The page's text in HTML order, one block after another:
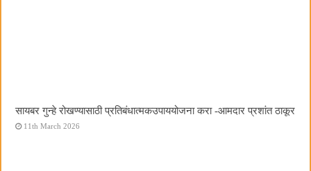
सायबर गुन्हे रोखण्यासाठी प्रतिबंधात्मकउपाययोजना करा -आमदार प्रशांत ठाकूर
11th March 2026